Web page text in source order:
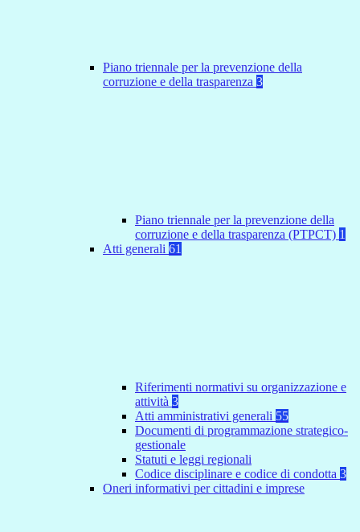
Piano triennale per la prevenzione della
corruzione e della trasparenza 3
Piano triennale per la prevenzione della
corruzione e della trasparenza (PTPCT) 1
Atti generali 61
Riferimenti normativi su organizzazione e
attività 3
Atti amministrativi generali 55
Documenti di programmazione strategico-
gestionale
Statuti e leggi regionali
Codice disciplinare e codice di condotta 3
Oneri informativi per cittadini e imprese